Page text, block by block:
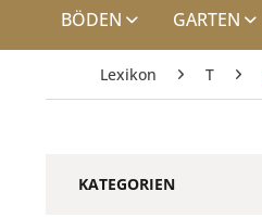
BÖDEN GARTEN
Lexikon T
KATEGORIEN